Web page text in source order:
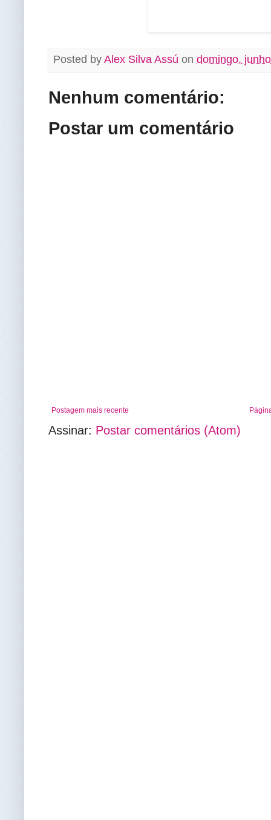
Posted by Alex Silva Assú on domingo,
Nenhum comentário:
Postar um comentário
Postagem mais recente
Assinar: Postar comentários (Atom)